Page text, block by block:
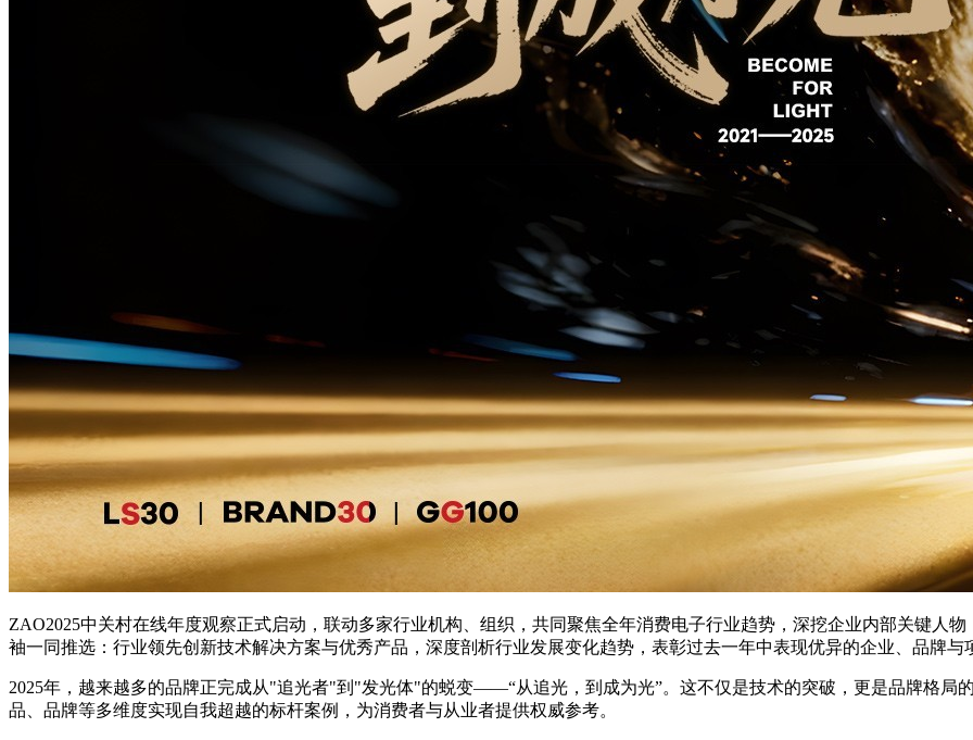
ZAO2025中关村在线年度观察正式启动，联动多家行业机构、组织，共同聚焦全年消费电子行业趋势，深挖企业内部关键人
袖一同推选：行业领先创新技术解决方案与优秀产品，深度剖析行业发展变化趋势，表彰过去一年中表现优异的企业、品牌与
2025年，越来越多的品牌正完成从"追光者"到"发光体"的蜕变——“从追光，到成为光”。这不仅是技术的突破，更是品牌格局
品、品牌等多维度实现自我超越的标杆案例，为消费者与从业者提供权威参考。